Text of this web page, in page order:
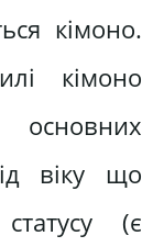
кімоно.
кімоно
віку що
(є